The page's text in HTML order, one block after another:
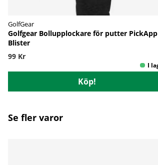
GolfGear
Golfgear Bollupplockare för putter PickApp
Blister
99 Kr
Köp!
Se fler varor